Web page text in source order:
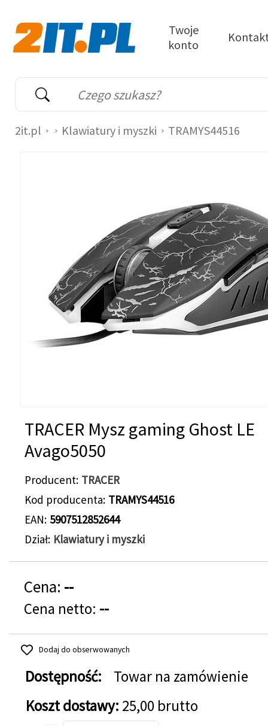
Wyszukiwarka
Słowo kluczowe
Twoje
konto
2it.pl Klawiatury i myszki TRAMYS44516
TRACER Mysz gaming Ghost LE
Avago5050
Producent TRACER
Kod producenta TRAMYS44516
EAN 5907512852644
Dział Klawiatury i myszki
Cena: --
Cena netto: --
Dodaj do obserwowanych
Dostępność:
Towar na zamówienie
Koszt dostawy: 25,00 brutto
Dodaj do koszyka